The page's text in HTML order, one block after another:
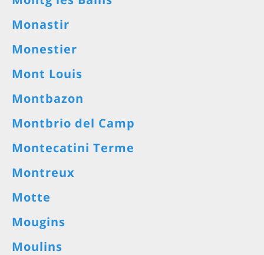
Monastir
Monestier
Mont Louis
Montbazon
Montbrio del Camp
Montecatini Terme
Montreux
Motte
Mougins
Moulins